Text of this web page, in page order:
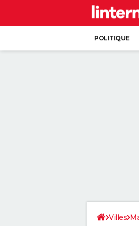
POLITIQUE
Villes